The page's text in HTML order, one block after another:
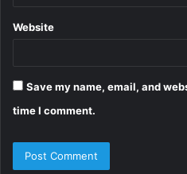
Website
Save my name, email, and
time I comment.